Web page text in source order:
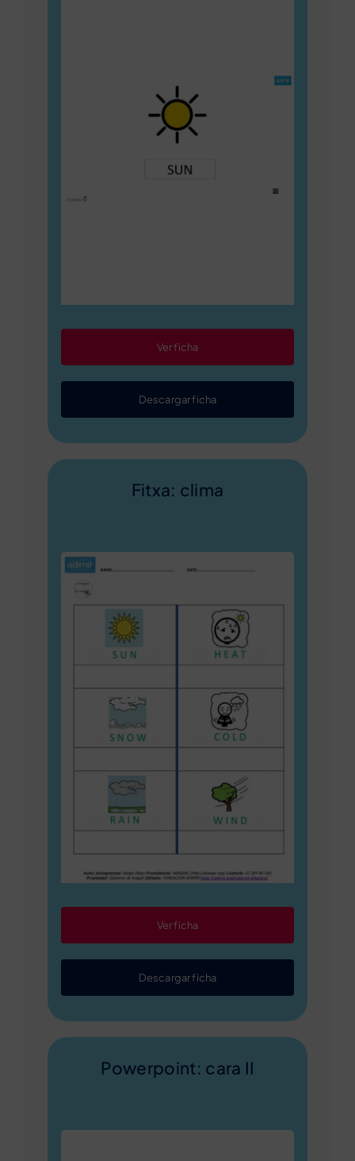
Ver ficha
Descargar ficha
Fitxa: clima
Ver ficha
Descargar ficha
Powerpoint: cara II